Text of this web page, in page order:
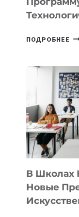
ПОДРОБНЕЕ
BY
—
В Школах
Новые